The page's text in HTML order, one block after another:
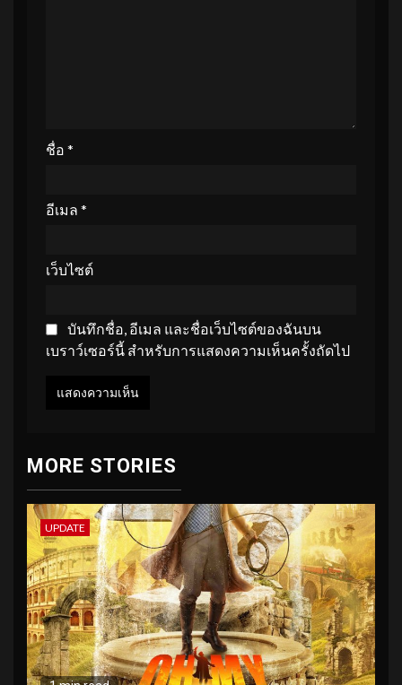
ชื่อ *
อีเมล *
เว็บไซต์
บันทึกชื่อ, อีเมล และชื่อเว็บไซต์ของฉันบน
เบราว์เซอร์นี้ สำหรับการแสดงความเห็นครั้งถัดไป
MORE STORIES
UPDATE